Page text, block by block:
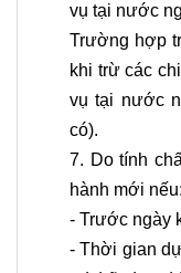
vụ tại nước
Trường hợp
khi trừ các
vụ tại nước
có).
7. Do tính
hành mới nếu:
- Trước ngày
- Thời gian